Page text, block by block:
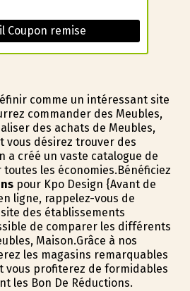
Coupon remise
comme un intéressant site
commander des Meubles,
des achats de Meubles,
vous désirez trouver des
a créé un vaste catalogue de
les économies.Bénéficiez
pour Kpo Design {Avant de
ligne, rappelez-vous de
des établissements
de comparer les différents
Maison.Grâce à nos
les magasins remarquables
vous profiterez de formidables
les Bon De Réductions.